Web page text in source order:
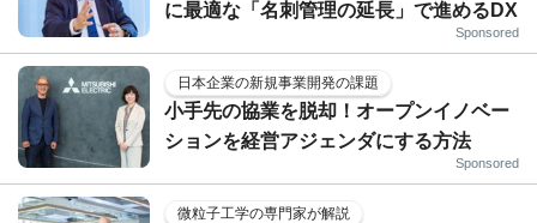
に最適な「名刺管理の延長」で進めるDX
Sponsored
日本企業の新規事業開発の課題
小手先の協業を脱却！オープンイノベー
ションを経営アジェンダにする方法
Sponsored
微粒子工学の専門家が解説